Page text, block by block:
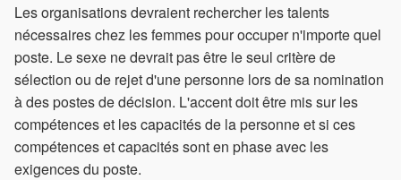
Les organisations devraient rechercher les talents
nécessaires chez les femmes pour occuper n'importe quel
poste. Le sexe ne devrait pas être le seul critère de
sélection ou de rejet d'une personne lors de sa nomination
à des postes de décision. L'accent doit être mis sur les
compétences et les capacités de la personne et si ces
compétences et capacités sont en phase avec les
exigences du poste.